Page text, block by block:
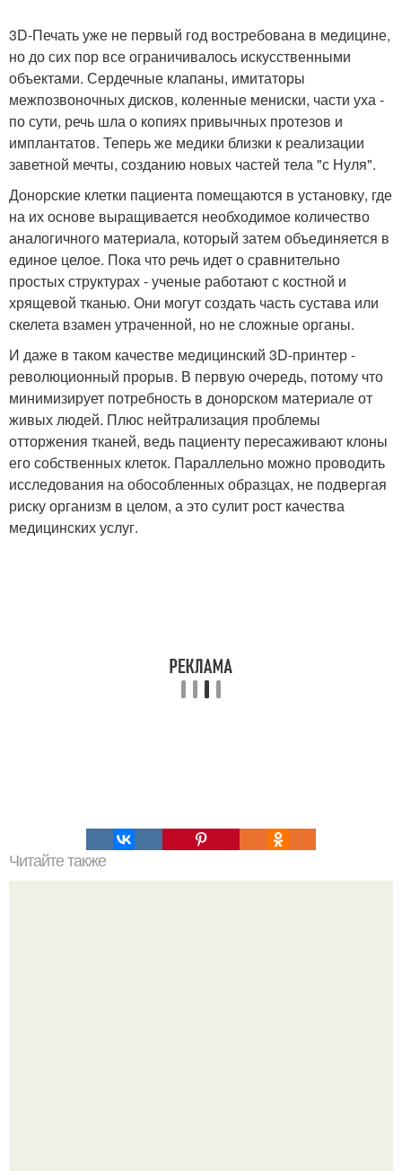
3D-Печать уже не первый год востребована в медицине,
но до сих пор все ограничивалось искусственными
объектами. Сердечные клапаны, имитаторы
межпозвоночных дисков, коленные мениски, части уха -
по сути, речь шла о копиях привычных протезов и
имплантатов. Теперь же медики близки к реализации
заветной мечты, созданию новых частей тела "с Нуля".
Донорские клетки пациента помещаются в установку, где
на их основе выращивается необходимое количество
аналогичного материала, который затем объединяется в
единое целое. Пока что речь идет о сравнительно
простых структурах - ученые работают с костной и
хрящевой тканью. Они могут создать часть сустава или
скелета взамен утраченной, но не сложные органы.
И даже в таком качестве медицинский 3D-принтер -
революционный прорыв. В первую очередь, потому что
минимизирует потребность в донорском материале от
живых людей. Плюс нейтрализация проблемы
отторжения тканей, ведь пациенту пересаживают клоны
его собственных клеток. Параллельно можно проводить
исследования на обособленных образцах, не подвергая
риску организм в целом, а это сулит рост качества
медицинских услуг.
Читайте также